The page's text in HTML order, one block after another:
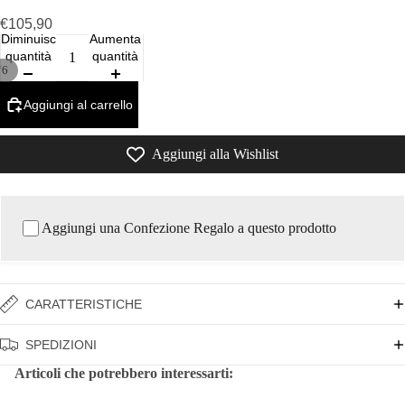
6
€105,90
Diminuisci
quantità
Aumenta
quantità
Aggiungi al carrello
Aggiungi alla Wishlist
Aggiungi una Confezione Regalo a questo prodotto
CARATTERISTICHE
SPEDIZIONI
Articoli che potrebbero interessarti: